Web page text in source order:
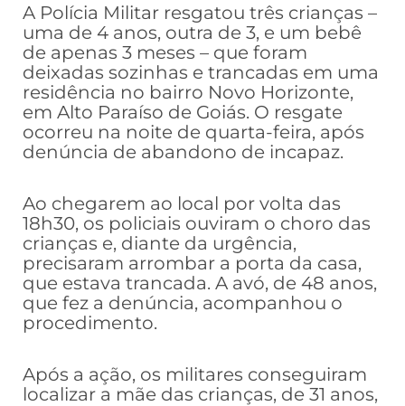
A Polícia Militar resgatou três crianças –
uma de 4 anos, outra de 3, e um bebê
de apenas 3 meses – que foram
deixadas sozinhas e trancadas em uma
residência no bairro Novo Horizonte,
em Alto Paraíso de Goiás. O resgate
ocorreu na noite de quarta-feira, após
denúncia de abandono de incapaz.
Ao chegarem ao local por volta das
18h30, os policiais ouviram o choro das
crianças e, diante da urgência,
precisaram arrombar a porta da casa,
que estava trancada. A avó, de 48 anos,
que fez a denúncia, acompanhou o
procedimento.
Após a ação, os militares conseguiram
localizar a mãe das crianças, de 31 anos,